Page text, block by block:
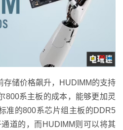
储价格飙升，HUDIMM的支持
800系主板的成本，能够更加灵
准的800系芯片组主板的DDR5
道的，而HUDIMM则可以将其